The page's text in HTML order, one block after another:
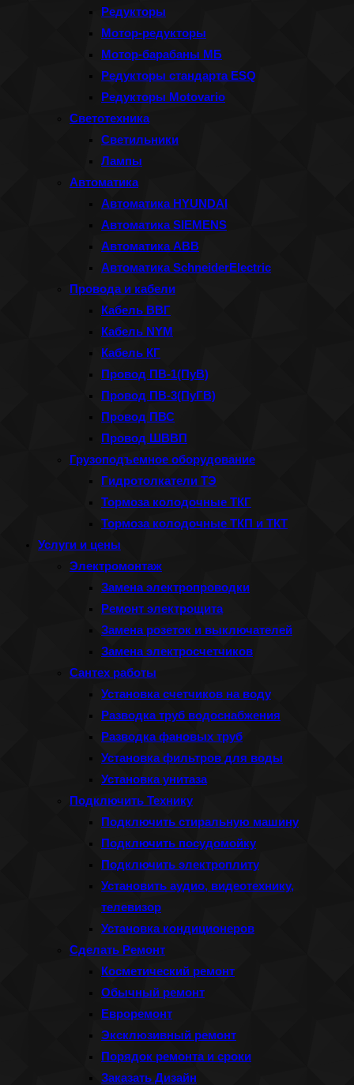
Редукторы
Мотор-редукторы
Мотор-барабаны МБ
Редукторы стандарта ESQ
Редукторы Motovario
Светотехника
Светильники
Лампы
Автоматика
Автоматика HYUNDAI
Автоматика SIEMENS
Автоматика ABB
Автоматика SchneiderElectric
Провода и кабели
Кабель ВВГ
Кабель NYM
Кабель КГ
Провод ПВ-1(ПуВ)
Провод ПВ-3(ПуГВ)
Провод ПВС
Провод ШВВП
Грузоподъемное оборудование
Гидротолкатели ТЭ
Тормоза колодочные ТКГ
Тормоза колодочные ТКП и ТКТ
Услуги и цены
Электромонтаж
Замена электропроводки
Ремонт электрощита
Замена розеток и выключателей
Замена электросчетчиков
Сантех работы
Установка счетчиков на воду
Разводка труб водоснабжения
Разводка фановых труб
Установка фильтров для воды
Установка унитаза
Подключить Технику
Подключить стиральную машину
Подключить посудомойку
Подключить электроплиту
Установить аудио, видеотехнику,
телевизор
Установка кондиционеров
Сделать Ремонт
Косметический ремонт
Обычный ремонт
Евроремонт
Эксклюзивный ремонт
Порядок ремонта и сроки
Заказать Дизайн